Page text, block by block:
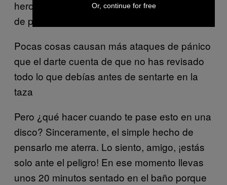
heroico, apareciera en la puerta con un rollo
de papel.
Pocas cosas causan más ataques de pánico
que el darte cuenta de que no has revisado
todo lo que debías antes de sentarte en la
taza
Pero ¿qué hacer cuando te pase esto en una
disco? Sinceramente, el simple hecho de
pensarlo me aterra. Lo siento, amigo, ¡estás
solo ante el peligro! En ese momento llevas
unos 20 minutos sentado en el baño porque
Or, continue for free